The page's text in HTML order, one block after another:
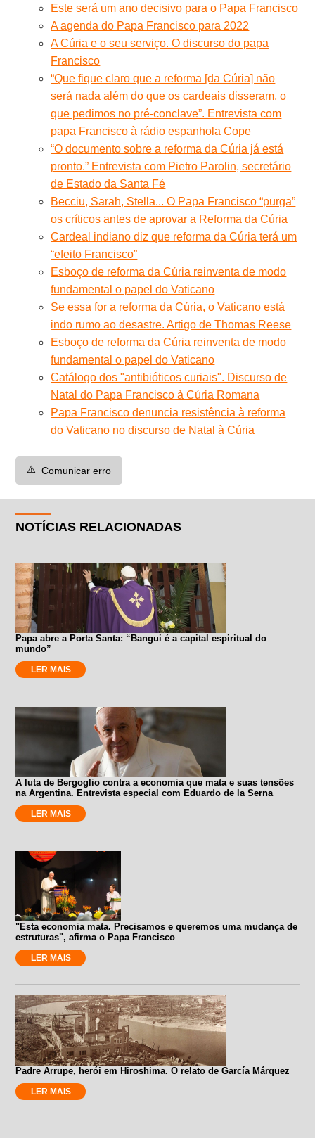
Este será um ano decisivo para o Papa Francisco
A agenda do Papa Francisco para 2022
A Cúria e o seu serviço. O discurso do papa
Francisco
“Que fique claro que a reforma [da Cúria] não
será nada além do que os cardeais disseram, o
que pedimos no pré-conclave”. Entrevista com
papa Francisco à rádio espanhola Cope
“O documento sobre a reforma da Cúria já está
pronto.” Entrevista com Pietro Parolin, secretário
de Estado da Santa Fé
Becciu, Sarah, Stella... O Papa Francisco “purga”
os críticos antes de aprovar a Reforma da Cúria
Cardeal indiano diz que reforma da Cúria terá um
“efeito Francisco”
Esboço de reforma da Cúria reinventa de modo
fundamental o papel do Vaticano
Se essa for a reforma da Cúria, o Vaticano está
indo rumo ao desastre. Artigo de Thomas Reese
Esboço de reforma da Cúria reinventa de modo
fundamental o papel do Vaticano
Catálogo dos "antibióticos curiais". Discurso de
Natal do Papa Francisco à Cúria Romana
Papa Francisco denuncia resistência à reforma
do Vaticano no discurso de Natal à Cúria
⚠️ Comunicar erro
NOTÍCIAS RELACIONADAS
Papa abre a Porta Santa: “Bangui é a capital espiritual do
mundo”
LER MAIS
A luta de Bergoglio contra a economia que mata e suas tensões
na Argentina. Entrevista especial com Eduardo de la Serna
LER MAIS
"Esta economia mata. Precisamos e queremos uma mudança de
estruturas", afirma o Papa Francisco
LER MAIS
Padre Arrupe, herói em Hiroshima. O relato de García Márquez
LER MAIS